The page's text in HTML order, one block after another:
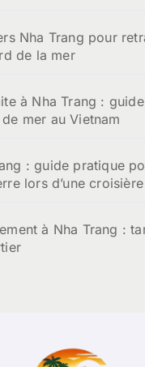
Nha Trang pour
de la mer
à Nha Trang :
mer au Vietnam
: guide pratique
lors d’une
à Nha Trang :